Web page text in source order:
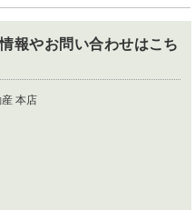
報やお問い合わせはこち
本店